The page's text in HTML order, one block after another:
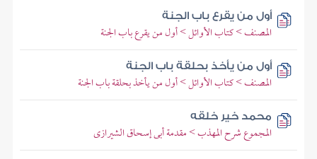
أول من يقرع باب الجنة
المصنف > كتاب الأوائل > أول من يقرع باب الجنة
أول من يأخذ بحلقة باب الجنة
المصنف > كتاب الأوائل > أول من يأخذ بحلقة باب الجنة
محمد خير خلقه
المجموع شرح المهذب > مقدمة أبى إسحاق الشيرازى